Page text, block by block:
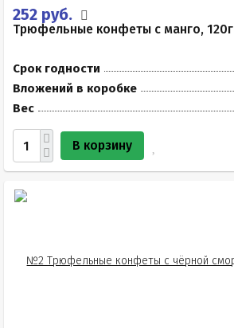
252 руб.
Трюфельные конфеты с манго, 120г
Срок годности
Вложений в коробке
Вес
В корзину